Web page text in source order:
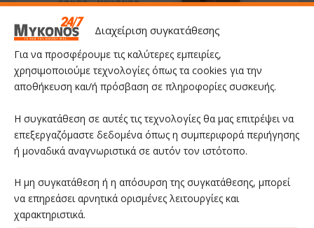
Διαχείριση συγκατάθεσης
Για να προσφέρουμε τις καλύτερες εμπειρίες,
χρησιμοποιούμε τεχνολογίες όπως τα cookies για την
αποθήκευση και/ή πρόσβαση σε πληροφορίες συσκευής.
Η συγκατάθεση σε αυτές τις τεχνολογίες θα μας επιτρέψει να
επεξεργαζόμαστε δεδομένα όπως η συμπεριφορά περιήγησης
ή μοναδικά αναγνωριστικά σε αυτόν τον ιστότοπο.
Η μη συγκατάθεση ή η απόσυρση της συγκατάθεσης, μπορεί
να επηρεάσει αρνητικά ορισμένες λειτουργίες και
χαρακτηριστικά.